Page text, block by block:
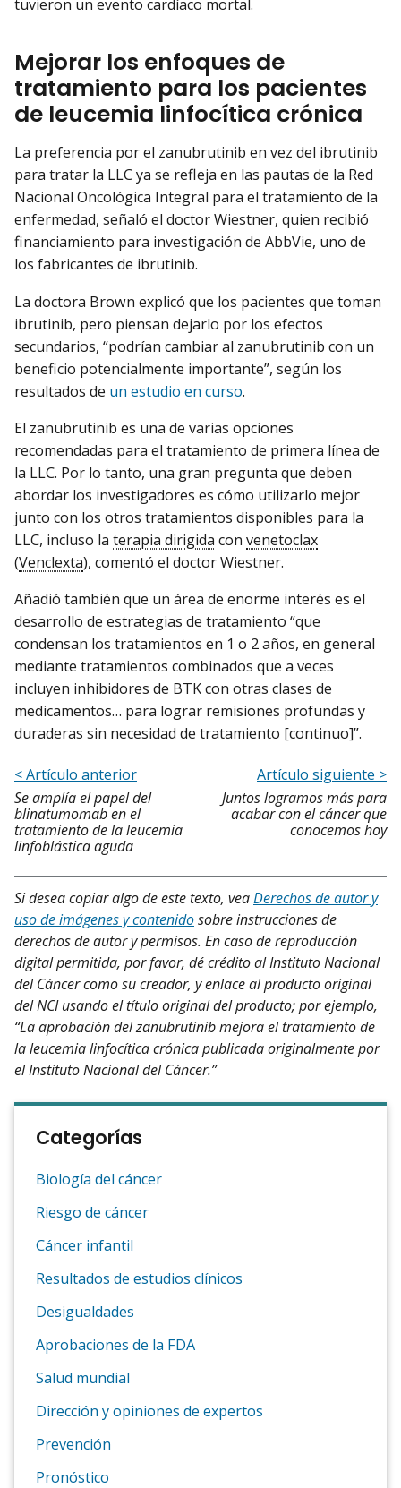
tuvieron un evento cardíaco mortal.
Mejorar los enfoques de
tratamiento para los pacientes
de leucemia linfocítica crónica
La preferencia por el zanubrutinib en vez del ibrutinib
para tratar la LLC ya se refleja en las pautas de la Red
Nacional Oncológica Integral para el tratamiento de la
enfermedad, señaló el doctor Wiestner, quien recibió
financiamiento para investigación de AbbVie, uno de
los fabricantes de ibrutinib.
La doctora Brown explicó que los pacientes que toman
ibrutinib, pero piensan dejarlo por los efectos
secundarios, “podrían cambiar al zanubrutinib con un
beneficio potencialmente importante”, según los
resultados de un estudio en curso.
El zanubrutinib es una de varias opciones
recomendadas para el tratamiento de primera línea de
la LLC. Por lo tanto, una gran pregunta que deben
abordar los investigadores es cómo utilizarlo mejor
junto con los otros tratamientos disponibles para la
LLC, incluso la terapia dirigida con venetoclax
(Venclexta), comentó el doctor Wiestner.
Añadió también que un área de enorme interés es el
desarrollo de estrategias de tratamiento “que
condensan los tratamientos en 1 o 2 años, en general
mediante tratamientos combinados que a veces
incluyen inhibidores de BTK con otras clases de
medicamentos… para lograr remisiones profundas y
duraderas sin necesidad de tratamiento [continuo]”.
< Artículo anterior
Se amplía el papel del
blinatumomab en el
tratamiento de la leucemia
linfoblástica aguda
Artículo siguiente >
Juntos logramos más para
acabar con el cáncer que
conocemos hoy
Si desea copiar algo de este texto, veaDerechos de autor y
uso de imágenes y contenidosobre instrucciones de
derechos de autor y permisos. En caso de reproducción
digital permitida, por favor, dé crédito al Instituto Nacional
del Cáncer como su creador, y enlace al producto original
del NCI usando el título original del producto; por ejemplo,
“La aprobación del zanubrutinib mejora el tratamiento de
la leucemia linfocítica crónica publicada originalmente por
el Instituto Nacional del Cáncer.”
Categorías
Biología del cáncer
Riesgo de cáncer
Cáncer infantil
Resultados de estudios clínicos
Desigualdades
Aprobaciones de la FDA
Salud mundial
Dirección y opiniones de expertos
Prevención
Pronóstico